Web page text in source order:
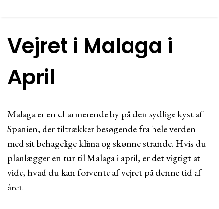
Vejret i Malaga i
April
Malaga er en charmerende by på den sydlige kyst af
Spanien, der tiltrækker besøgende fra hele verden
med sit behagelige klima og skønne strande. Hvis du
planlægger en tur til Malaga i april, er det vigtigt at
vide, hvad du kan forvente af vejret på denne tid af
året.